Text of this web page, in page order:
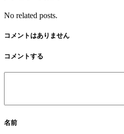
No related posts.
コメントはありません
コメントする
名前